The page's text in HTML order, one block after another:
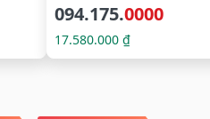
094.175.0000
17.580.000 ₫